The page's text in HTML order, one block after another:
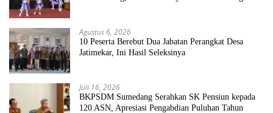
Agustus 6, 2026
10 Peserta Berebut Dua Jabatan Perangkat Desa
Jatimekar, Ini Hasil Seleksinya
Juli 16, 2026
BKPSDM Sumedang Serahkan SK Pensiun kepada
120 ASN, Apresiasi Pengabdian Puluhan Tahun